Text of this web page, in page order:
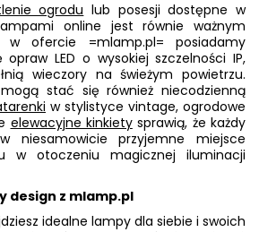
ogrodu lub posesji dostępne w
online jest równie ważnym
w ofercie =mlamp.pl= posiadamy
LED o wysokiej szczelności IP,
wieczory na świeżym powietrzu.
mogą stać się również niecodzienną
w stylistyce vintage, ogrodowe
elewacyjne kinkietysprawią, że każdy
niesamowicie przyjemne miejsce
w otoczeniu magicznej iluminacji
design z mlamp.pl
idealne lampy dla siebie i swoich